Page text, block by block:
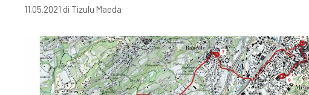
11.05.2021 di Tizulu Maeda